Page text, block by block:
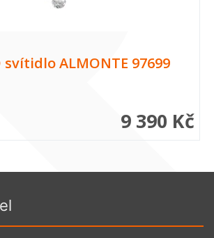
svítidlo ALMONTE 97699
9 390 Kč